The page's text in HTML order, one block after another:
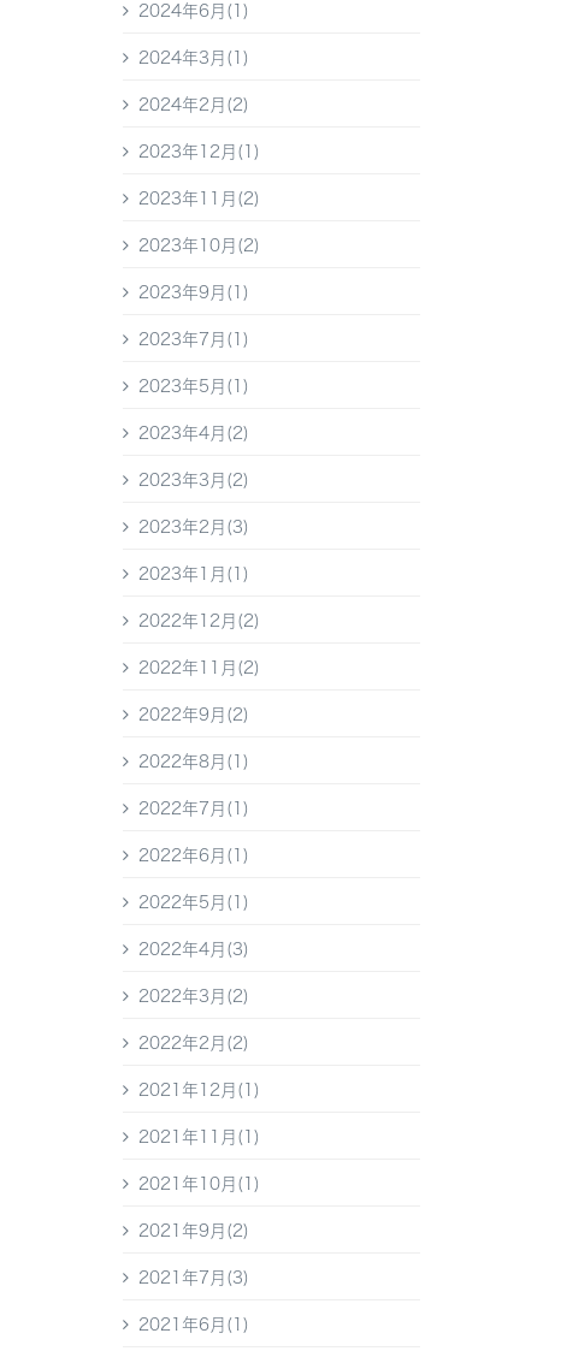
2024年6月(1)
2024年3月(1)
2024年2月(2)
2023年12月(1)
2023年11月(2)
2023年10月(2)
2023年9月(1)
2023年7月(1)
2023年5月(1)
2023年4月(2)
2023年3月(2)
2023年2月(3)
2023年1月(1)
2022年12月(2)
2022年11月(2)
2022年9月(2)
2022年8月(1)
2022年7月(1)
2022年6月(1)
2022年5月(1)
2022年4月(3)
2022年3月(2)
2022年2月(2)
2021年12月(1)
2021年11月(1)
2021年10月(1)
2021年9月(2)
2021年7月(3)
2021年6月(1)